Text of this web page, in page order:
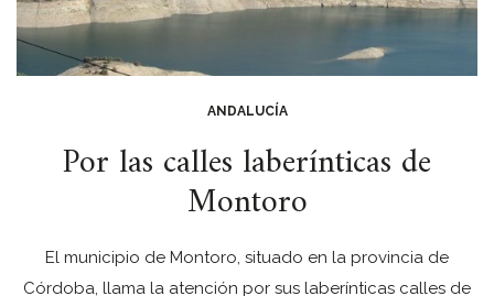
ANDALUCÍA
Por las calles laberínticas de
Montoro
El municipio de Montoro, situado en la provincia de
Córdoba, llama la atención por sus laberínticas calles de